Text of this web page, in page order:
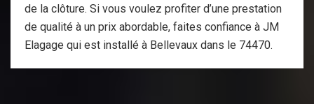
de la clôture. Si vous voulez profiter d’une prestation
de qualité à un prix abordable, faites confiance à JM
Elagage qui est installé à Bellevaux dans le 74470.